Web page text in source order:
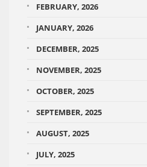
FEBRUARY, 2026
JANUARY, 2026
DECEMBER, 2025
NOVEMBER, 2025
OCTOBER, 2025
SEPTEMBER, 2025
AUGUST, 2025
JULY, 2025